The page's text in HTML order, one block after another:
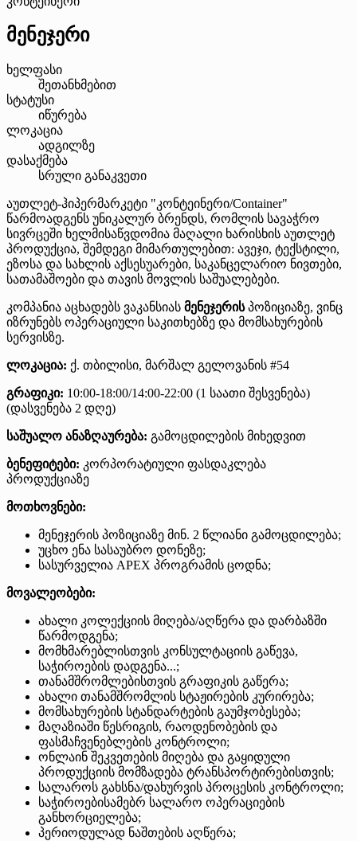
მენეჯერი
ხელფასი
შეთანხმებით
სტატუსი
იწურება
ლოკაცია
ადგილზე
დასაქმება
სრული განაკვეთი
აუთლეტ-ჰიპერმარკეტი "კონტეინერი/Container"
წარმოადგენს უნიკალურ ბრენდს, რომლის სავაჭრო
სივრცეში ხელმისაწვდომია მაღალი ხარისხის აუთლეტ
პროდუქცია, შემდეგი მიმართულებით: ავეჯი, ტექსტილი,
ეზოსა და სახლის აქსესუარები, საკანცელარიო ნივთები,
სათამაშოები და თავის მოვლის საშუალებები.
კომპანია აცხადებს ვაკანსიას მენეჯერისპოზიციაზე, ვინც
იზრუნებს ოპერაციული საკითხებზე და მომსახურების
სერვისზე.
ლოკაცია: ქ. თბილისი, მარშალ გელოვანის #54
გრაფიკი: 10:00-18:00/14:00-22:00 (1 საათი შესვენება)
(დასვენება 2 დღე)
საშუალო ანაზღაურება: გამოცდილების მიხედვით
ბენეფიტები: კორპორატიული ფასდაკლება
პროდუქციაზე
მოთხოვნები:
მენეჯერის პოზიციაზე მინ. 2 წლიანი გამოცდილება;
უცხო ენა სასაუბრო დონეზე;
სასურველია APEX პროგრამის ცოდნა;
მოვალეობები:
ახალი კოლექციის მიღება/აღწერა და დარბაზში
წარმოდგენა;
მომხმარებლისთვის კონსულტაციის გაწევა,
საჭიროების დადგენა...;
თანამშრომლებისთვის გრაფიკის გაწერა;
ახალი თანამშრომლის სტაჟირების კურირება;
მომსახურების სტანდარტების გაუმჯობესება;
მაღაზიაში წესრიგის, რაოდენობების და
ფასმაჩვენებლების კონტროლი;
ონლაინ შეკვეთების მიღება და გაყიდული
პროდუქციის მომზადება ტრანსპორტირებისთვის;
სალაროს გახსნა/დახურვის პროცესის კონტროლი;
საჭიროებისამებრ სალარო ოპერაციების
განხორციელება;
პერიოდულად ნაშთების აღწერა;